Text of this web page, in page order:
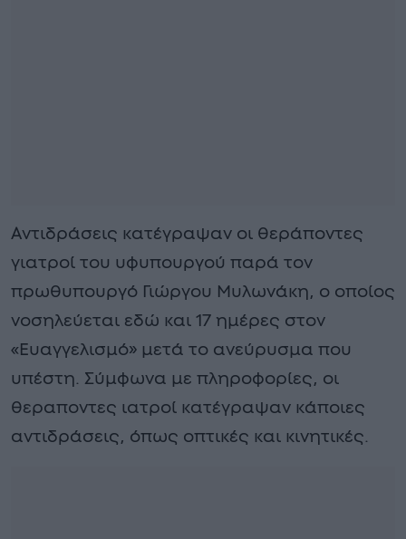
Αντιδράσεις κατέγραψαν οι θεράποντες
γιατροί του υφυπουργού παρά τον
πρωθυπουργό Γιώργου Μυλωνάκη, ο οποίος
νοσηλεύεται εδώ και 17 ημέρες στον
«Ευαγγελισμό» μετά το ανεύρυσμα που
υπέστη. Σύμφωνα με πληροφορίες, οι
θεραποντες ιατροί κατέγραψαν κάποιες
αντιδράσεις, όπως οπτικές και κινητικές.